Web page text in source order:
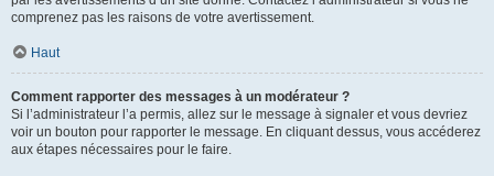
comprenez pas les raisons de votre avertissement.
Haut
Comment rapporter des messages à un modérateur ?
Si l’administrateur l’a permis, allez sur le message à signaler et vous devriez
voir un bouton pour rapporter le message. En cliquant dessus, vous accéderez
aux étapes nécessaires pour le faire.